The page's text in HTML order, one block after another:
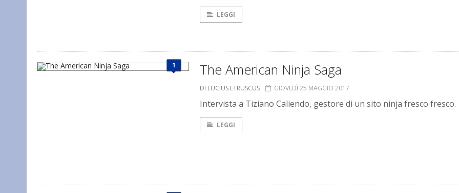
LEGGI
1 The American Ninja Saga
DI LUCIUS ETRUSCUS GIOVEDÌ 25 MAGGIO 2017
Intervista a Tiziano Caliendo, gestore di un sito ninja fresco fresco.
LEGGI